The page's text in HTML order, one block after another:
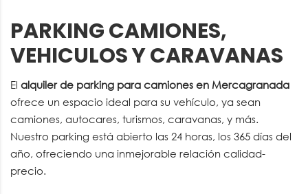
PARKING CAMIONES,
VEHICULOS Y CARAVANAS
El alquiler de parking para camiones en Mercagranada
ofrece un espacio ideal para su vehículo, ya sean
camiones, autocares, turismos, caravanas, y más.
Nuestro parking está abierto las 24 horas, los 365 días del
año, ofreciendo una inmejorable relación calidad-
precio.